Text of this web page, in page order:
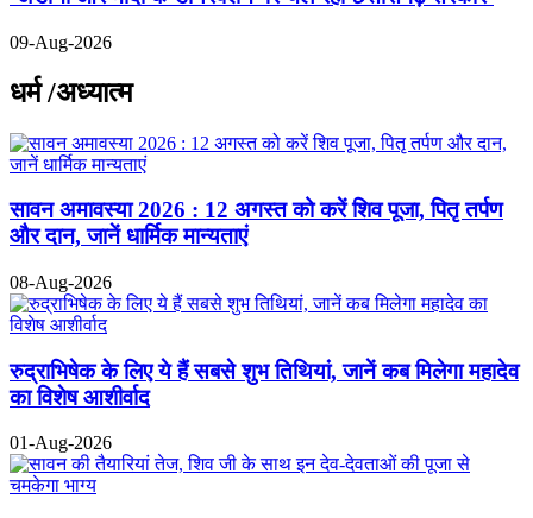
09-Aug-2026
धर्म /अध्यात्म
सावन अमावस्या 2026 : 12 अगस्त को करें शिव पूजा, पितृ तर्पण
और दान, जानें धार्मिक मान्यताएं
08-Aug-2026
रुद्राभिषेक के लिए ये हैं सबसे शुभ तिथियां, जानें कब मिलेगा महादेव
का विशेष आशीर्वाद
01-Aug-2026